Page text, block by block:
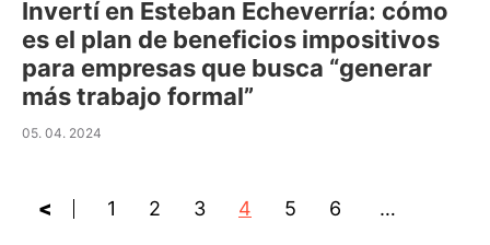
Invertí en Esteban Echeverría: cómo
es el plan de beneficios impositivos
para empresas que busca “generar
más trabajo formal”
05. 04. 2024
< 1 2 3 4 5 6 …